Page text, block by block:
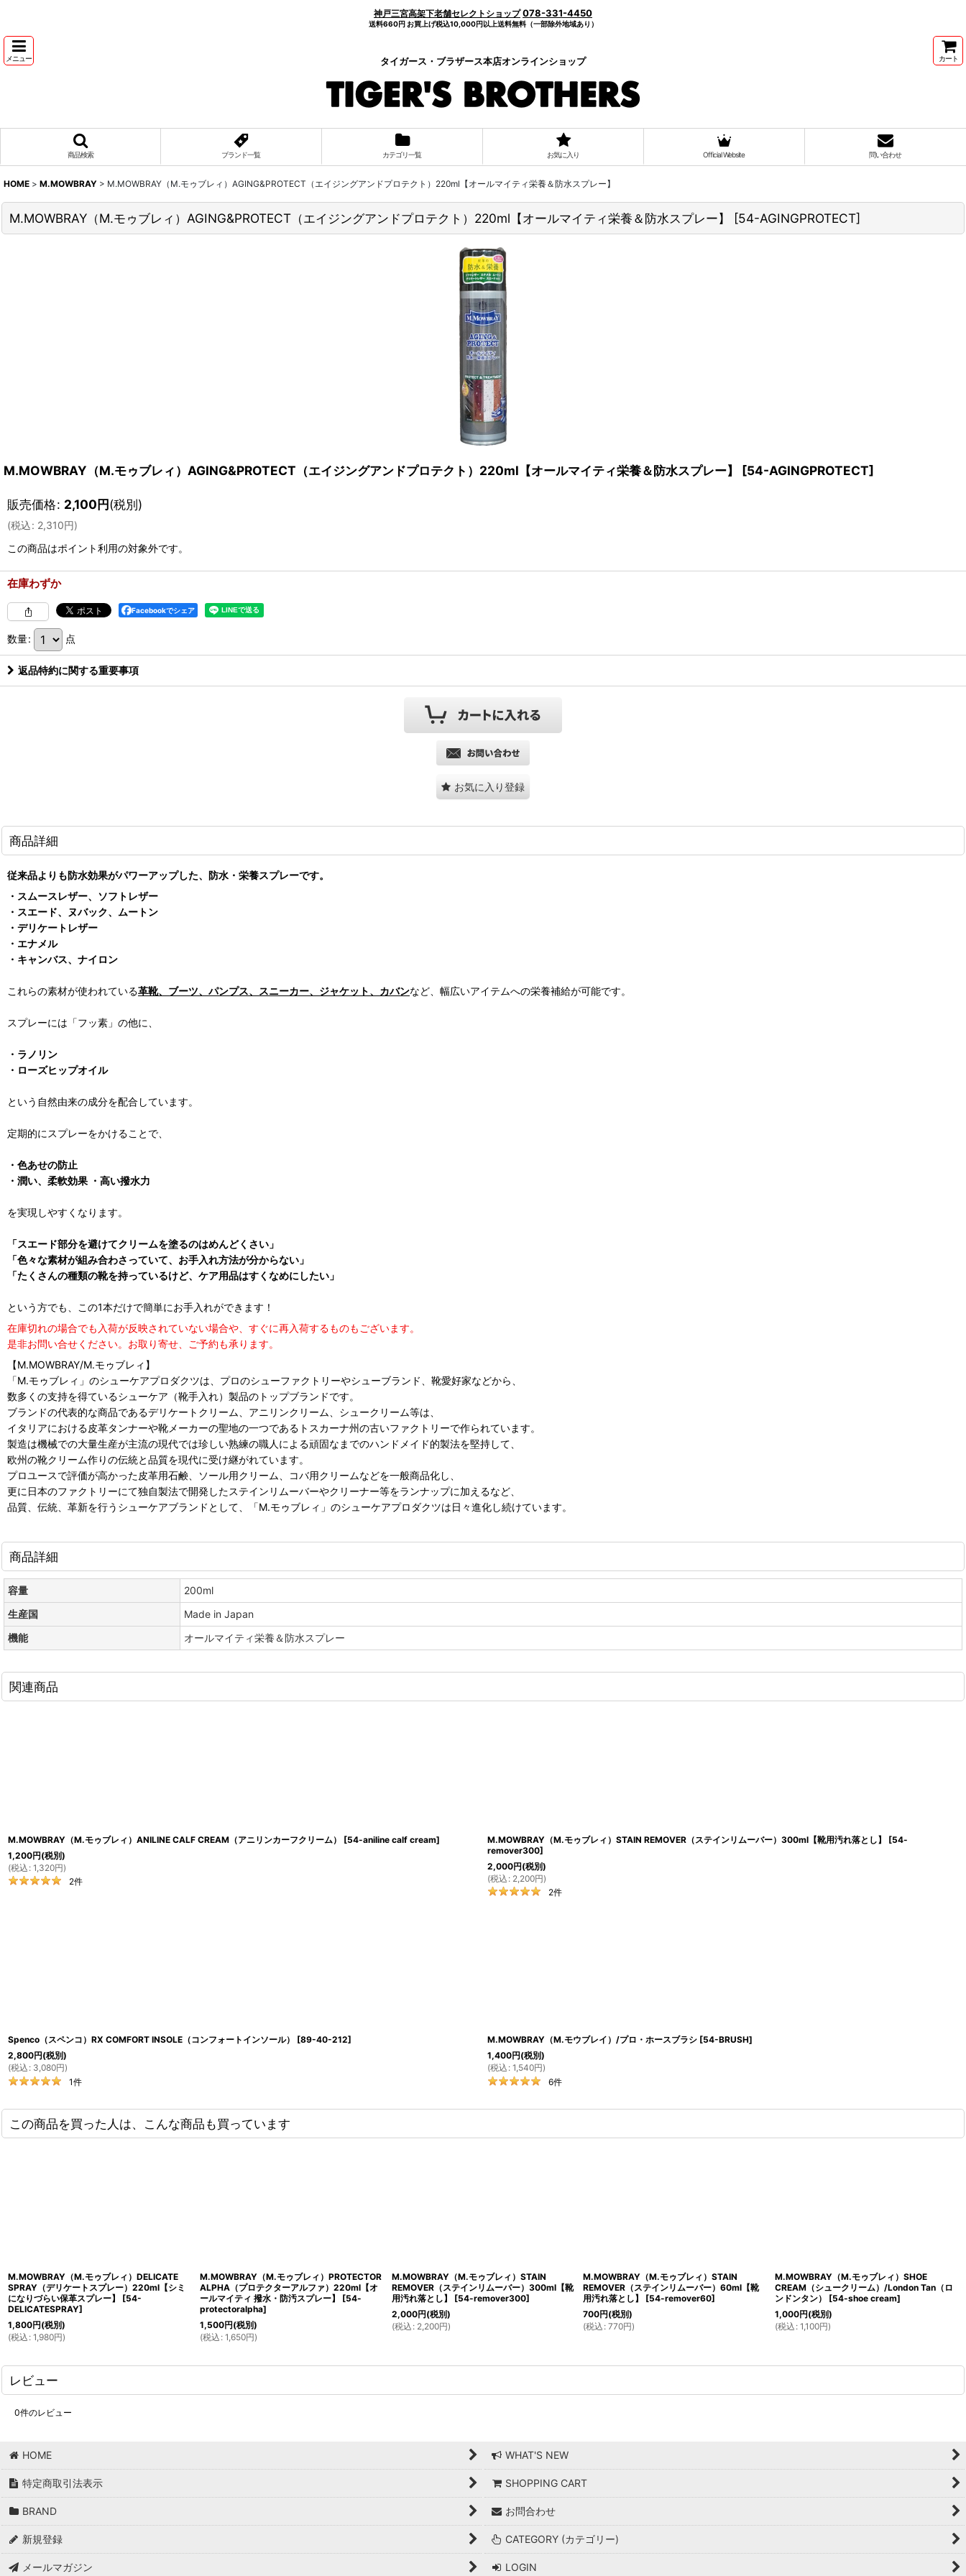
神戸三宮高架下老舗セレクトショップ 078-331-4450
送料660円 お買上げ税込10,000円以上送料無料（一部除外地域あり）
メニュー タイガース・ブラザース本店オンラインショップ カート
商品検索 ブランド一覧 カテゴリ一覧 お気に入り Official Website 問い合わせ
HOME > M.MOWBRAY > M.MOWBRAY（M.モゥブレィ）AGING&PROTECT（エイジングアンドプロテクト）220ml【オールマイティ栄養＆防水スプレー】
M.MOWBRAY（M.モゥブレィ）AGING&PROTECT（エイジングアンドプロテクト）220ml【オールマイティ栄養＆防水スプレー】 [54-AGINGPROTECT]
M.MOWBRAY（M.モゥブレィ）AGING&PROTECT（エイジングアンドプロテクト）220ml【オールマイティ栄養＆防水スプレー】 [54-AGINGPROTECT]
販売価格: 2,100円(税別)
(税込: 2,310円)
この商品はポイント利用の対象外です。
在庫わずか
Facebookでシェア
数量: 点
返品特約に関する重要事項
お気に入り登録
商品詳細
従来品よりも防水効果がパワーアップした、防水・栄養スプレーです。
・スムースレザー、ソフトレザー
・スエード、ヌバック、ムートン
・デリケートレザー
・エナメル
・キャンバス、ナイロン
これらの素材が使われている革靴、ブーツ、パンプス、スニーカー、ジャケット、カバンなど、幅広いアイテムへの栄養補給が可能です。
スプレーには「フッ素」の他に、
・ラノリン
・ローズヒップオイル
という自然由来の成分を配合しています。
定期的にスプレーをかけることで、
・色あせの防止
・潤い、柔軟効果 ・高い撥水力
を実現しやすくなります。
「スエード部分を避けてクリームを塗るのはめんどくさい」
「色々な素材が組み合わさっていて、お手入れ方法が分からない」
「たくさんの種類の靴を持っているけど、ケア用品はすくなめにしたい」
という方でも、この1本だけで簡単にお手入れができます！
在庫切れの場合でも入荷が反映されていない場合や、すぐに再入荷するものもございます。
是非お問い合せください。お取り寄せ、ご予約も承ります。
【M.MOWBRAY/M.モゥブレィ】
「M.モゥブレィ」のシューケアプロダクツは、プロのシューファクトリーやシューブランド、靴愛好家などから、
数多くの支持を得ているシューケア（靴手入れ）製品のトップブランドです。
ブランドの代表的な商品であるデリケートクリーム、アニリンクリーム、シュークリーム等は、
イタリアにおける皮革タンナーや靴メーカーの聖地の一つであるトスカーナ州の古いファクトリーで作られています。
製造は機械での大量生産が主流の現代では珍しい熟練の職人による頑固なまでのハンドメイド的製法を堅持して、
欧州の靴クリーム作りの伝統と品質を現代に受け継がれています。
プロユースで評価が高かった皮革用石鹸、ソール用クリーム、コバ用クリームなどを一般商品化し、
更に日本のファクトリーにて独自製法で開発したステインリムーバーやクリーナー等をランナップに加えるなど、
品質、伝統、革新を行うシューケアブランドとして、「M.モゥブレィ」のシューケアプロダクツは日々進化し続けています。
商品詳細
容量
200ml
生産国
Made in Japan
機能
オールマイティ栄養＆防水スプレー
関連商品
M.MOWBRAY（M.モゥブレィ）ANILINE CALF CREAM（アニリンカーフクリーム） [54-aniline calf cream]
1,200円(税別)
(税込 : 1,320円)
2件
M.MOWBRAY（M.モゥブレィ）STAIN REMOVER（ステインリムーバー）300ml【靴用汚れ落とし】 [54-
remover300]
2,000円(税別)
(税込 : 2,200円)
2件
Spenco（スペンコ）RX COMFORT INSOLE（コンフォートインソール） [89-40-212]
2,800円(税別)
(税込 : 3,080円)
1件
M.MOWBRAY（M.モウブレイ）/プロ・ホースブラシ [54-BRUSH]
1,400円(税別)
(税込 : 1,540円)
6件
この商品を買った人は、こんな商品も買っています
M.MOWBRAY（M.モゥブレィ）DELICATE
SPRAY（デリケートスプレー）220ml【シミ
になりづらい保革スプレー】
[54-
DELICATESPRAY]
1,800円(税別)
(税込 : 1,980円)
M.MOWBRAY（M.モゥブレィ）PROTECTOR
ALPHA（プロテクターアルファ）220ml【オ
ールマイティ 撥水・防汚スプレー】
[54-
protectoralpha]
1,500円(税別)
(税込 : 1,650円)
M.MOWBRAY（M.モゥブレィ）STAIN
REMOVER（ステインリムーバー）300ml【靴
用汚れ落とし】
[54-remover300]
2,000円(税別)
(税込 : 2,200円)
M.MOWBRAY（M.モゥブレィ）STAIN
REMOVER（ステインリムーバー）60ml【靴
用汚れ落とし】
[54-remover60]
700円(税別)
(税込 : 770円)
M.MOWBRAY（M.モゥブレィ）SHOE
CREAM（シュークリーム）/London Tan（ロ
ンドンタン）
[54-shoe cream]
1,000円(税別)
(税込 : 1,100円)
レビュー
0件のレビュー
HOME WHAT'S NEW
特定商取引法表示 SHOPPING CART
BRAND お問合わせ
新規登録 CATEGORY (カテゴリー)
メールマガジン LOGIN